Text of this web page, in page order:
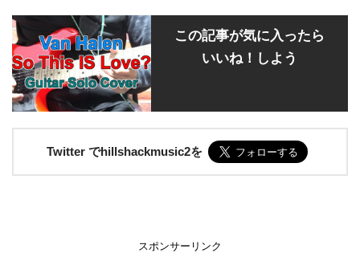
この記事が気に入ったら
いいね！しよう
Twitter でhillshackmusic2を
スポンサーリンク